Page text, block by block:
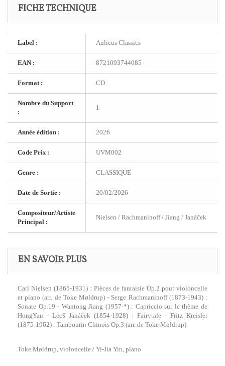
FICHE TECHNIQUE
Label : Aulicus Classics
EAN : 8721093744085
Format : CD
Nombre du Support
:
1
Année édition : 2026
Code Prix : UVM002
Genre : CLASSIQUE
Date de Sortie : 20/02/2026
Compositeur/Artiste
Principal :
Nielsen / Rachmaninoff / Jiang / Janáček
EN SAVOIR PLUS
Carl Nielsen (1865-1931) : Pièces de fantaisie Op.2 pour violoncelle
et piano (arr. de Toke Møldrup) - Serge Rachmaninoff (1873-1943) :
Sonate Op.19 - Wantong Jiang (1957-*) : Capriccio sur le thème de
HongYan - Leoš Janáček (1854-1928) : Fairytale - Fritz Kreisler
(1875-1962) : Tambourin Chinois Op.3 (arr. de Toke Møldrup)
Toke Møldrup, violoncelle / Yi-Jia Yin, piano